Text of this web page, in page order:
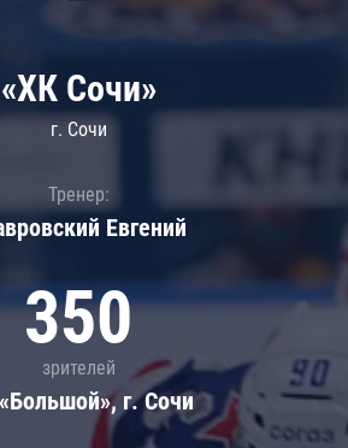
«ХК Сочи»
г. Сочи
Тренер:
Евгений
350
зрителей
г. Сочи